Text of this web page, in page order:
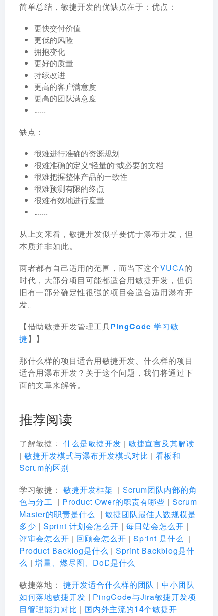
简单总结，敏捷开发的优缺点在于：优点：
更快交付价值
更低的风险
拥抱变化
更好的质量
持续改进
更高的客户满意度
更高的团队满意度
......
缺点：
很难进行准确的资源规划
很难准确的定义“轻量的“或必要的文档
很难把握整体产品的一致性
很难预测有限的终点
很难有效地进行度量
.......
从上文来看，敏捷开发似乎要优于瀑布开发，但
本质并非如此。
两者都有自己适用的范围，而当下这个VUCA的
时代，大部分项目可能都适合用敏捷开发，但仍
旧有一部分确定性很强的项目会适合适用瀑布开
发。
【借助敏捷开发管理工具PingCode 学习敏
捷】 】
那什么样的项目适合用敏捷开发、什么样的项目
适合用瀑布开发？ 关于这个问题，我们将通过下
面的文章来解答。
推荐阅读
了解敏捷 ： 什么是敏捷开发 | 敏捷宣言及其解读
| 敏捷开发模式与瀑布开发模式对比 | 看板和
Scrum的区别
学习敏捷： 敏捷开发框架 | Scrum团队内部的角
色与分工 | Product Ower的职责有哪些 | Scrum
Master的职责是什么 | 敏捷团队最佳人数规模是
多少 | Sprint 计划会怎么开 | 每日站会怎么开 |
评审会怎么开 | 回顾会怎么开 | Sprint 是什么 |
Product Backlog是什么 | Sprint Backblog是什
么 | 增量、燃尽图、DoD是什么
敏捷落地 ： 捷开发适合什么样的团队 | 中小团队
如何落地敏捷开发 | PingCode与Jira敏捷开发项
目管理能力对比 | 国内外主流的14个敏捷开